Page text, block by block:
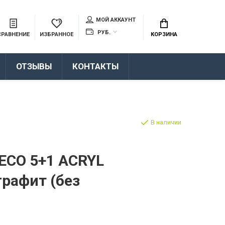
ИЗБРАННОЕ
МОЙ АККАУНТ
РУБ.
КОРЗИНА
ОТЗЫВЫ КОНТАКТЫ
5+1 ACRYL
(без
В наличии